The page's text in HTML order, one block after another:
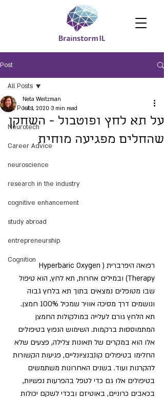
Post
All Posts
Neurotech
Career Advice
neuroscience
research in the industry
cognitive enhancement
study abroad
entrepreneurship
Cognition
All Posts
על תא לחץ ופוטבול - השחקן
שהחלים מפגיעה מוחית
Neta Weitzman
Jul 1, 2020 3 min read
רפואה היפרברית (Hyperbaric Oxygen
Therapy) ובמילים אחרות, תא לחץ, הוא טיפול
שבו מטופלים נמצאים בתוך תא בלחץ גבוה
ונושמים דרך מסיכה אוויר שמכיל 100% חמצן.
תא הלחץ גורם לעלייה במולקולות החמצן
המתמוססות ברקמות. השימוש הנפוץ בטיפולים
אלו הוא במקרים של תאונות צלילה, פצעים שלא
החלימו בטיפולים קונבנציונליים, פגיעות הקשורות
להקרנות ועוד. בשנים האחרונות משתמשים
בטיפולים אלו גם כדי לטפל בהפרעות נפשיות,
בכאבים כרוניים, באוטיזם ובכדי לשקם יכולות